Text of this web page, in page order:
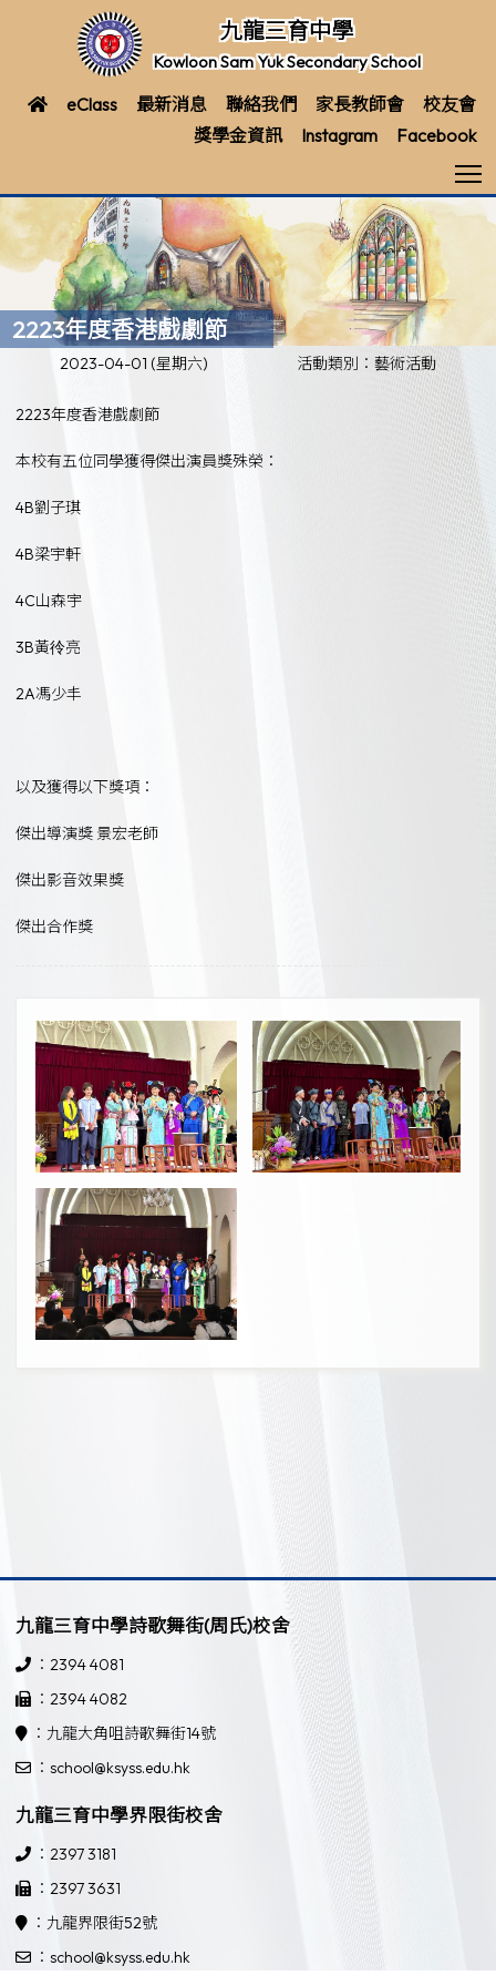
九龍三育中學
Kowloon Sam Yuk Secondary School
eClass 最新消息 聯絡我們 家長教師會
校友會
獎學金資訊
Instagram Facebook
2223年度香港戲劇節
2023-04-01 (星期六) 活動類別：藝術活動
2223年度香港戲劇節
本校有五位同學獲得傑出演員獎殊榮：
4B劉子琪
4B梁宇軒
4C山森宇
3B黃彾亮
2A馮少丰
以及獲得以下獎項：
傑出導演獎 景宏老師
傑出影音效果獎
傑出合作獎
九龍三育中學詩歌舞街(周氏)校舍
：2394 4081
：2394 4082
：九龍大角咀詩歌舞街14號
：school@ksyss.edu.hk
九龍三育中學界限街校舍
：2397 3181
：2397 3631
：九龍界限街52號
：school@ksyss.edu.hk